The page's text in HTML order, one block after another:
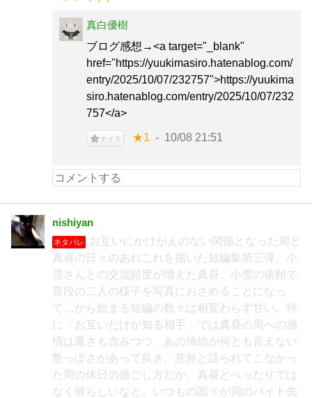
真白優樹
ブログ感想→<a target="_blank"
href="https://yuukimasiro.hatenablog.com/
entry/2025/10/07/232757">https://yuukima
siro.hatenablog.com/entry/2025/10/07/232
757</a>
ナイス ★1 10/08 21:51
nishiyan
ネタバレ
お互いにかけがえのない関係となった周と
真昼の日々のあれこれを描いた短編集第三弾。小
雪さんとの交流頻度が増えた真昼。小雪の依頼で
普段の二人の様子を写真におさめることになっ
て…から始まる短編の数々は相変わらず甘い。特
に「お互いだけが知る相手」では真昼の周への感
情は重さも含みつつ、あの挿絵が何とも言えない
艶っぽさがあって良き。意外と語られてこなかっ
た周の休日の過ごし方だが、真昼とべったりでは
なく彼らしいなと。いつもの面々が周のバイト先